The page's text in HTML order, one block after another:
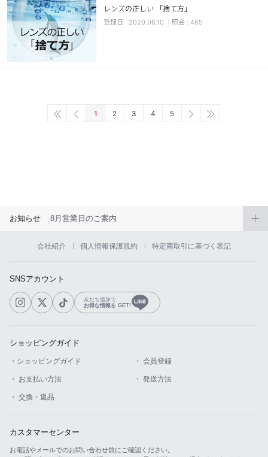
レンズの正しい 「捨て方」
2020.06.10 465
1 2 3 4 5
お知らせ 8月営業日のご案内
会社紹介 個人情報保護規約 特定商取引に基づく表記
SNSアカウント
友だち追加で
お得な情報を GET!
ショッピングガイド
・ショッピングガイド ・ 会員登録
・ お支払い方法 ・ 発送方法
・ 交換・返品
カスタマーセンター
お電話やメールでのお問い合わせ前にご確認ください。